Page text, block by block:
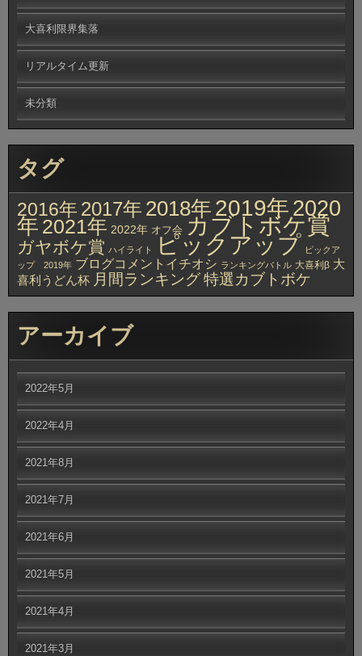
大喜利限界集落
リアルタイム更新
未分類
タグ
2016年 2017年 2018年 2019年2020
年 2021年 2022年 オフ会 カブトボケ賞
ガヤボケ賞 ハイライト ピックアップ ピックア
ップ 2019年 ブログコメントイチオシ ランキングバトル 大喜利β 大
喜利うどん杯 月間ランキング特選カブトボケ
アーカイブ
2022年5月
2022年4月
2021年8月
2021年7月
2021年6月
2021年5月
2021年4月
2021年3月